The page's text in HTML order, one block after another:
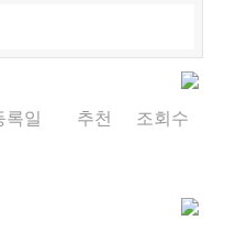
록일 추천 조회수